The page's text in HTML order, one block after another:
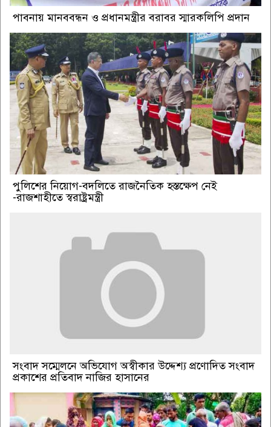
পাবনায় মানববন্ধন ও প্রধানমন্ত্রীর বরাবর স্মারকলিপি প্রদান
পুলিশের নিয়োগ-বদলিতে রাজনৈতিক হস্তক্ষেপ নেই
-রাজশাহীতে স্বরাষ্ট্রমন্ত্রী
সংবাদ সম্মেলনে অভিযোগ অস্বীকার উদ্দেশ্য প্রণোদিত সংবাদ
প্রকাশের প্রতিবাদ নাজির হাসানের